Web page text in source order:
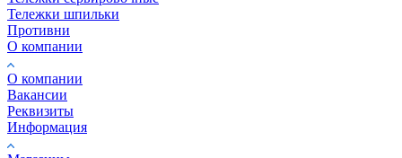
Тележки шпильки
Противни
О компании
О компании
Вакансии
Реквизиты
Информация